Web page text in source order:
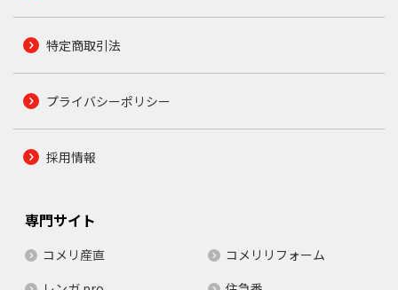
特定商取引法
プライバシーポリシー
採用情報
専門サイト
コメリ産直
コメリリフォーム